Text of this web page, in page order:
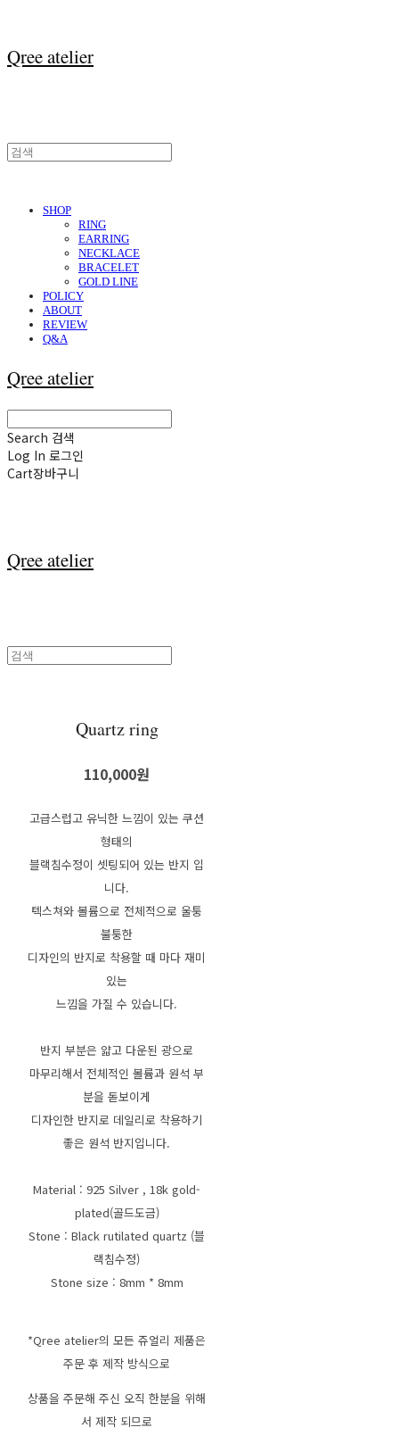
Qree atelier
SHOP
RING
EARRING
NECKLACE
BRACELET
GOLD LINE
POLICY
ABOUT
REVIEW
Q&A
Qree atelier
Search 검색
Log In 로그인
Cart장바구니
Qree atelier
Quartz ring
110,000원
고급스럽고 유닉한 느낌이 있는 쿠션
형태의
블랙침수정이 셋팅되어 있는 반지 입
니다.
텍스쳐와 볼륨으로 전체적으로 울퉁
불퉁한
디자인의 반지로 착용할 때 마다 재미
있는
느낌을 가질 수 있습니다.
반지 부분은 얇고 다운된 광으로
마무리해서 전체적인 볼륨과 원석 부
분을 돋보이게
디자인한 반지로 데일리로 착용하기
좋은 원석 반지입니다.
Material : 925 Silver , 18k gold-
plated(골드도금)
Stone : Black rutilated quartz (블
랙침수정)
Stone size : 8mm * 8mm
*Qree atelier의 모든 쥬얼리 제품은
주문 후 제작 방식으로
상품을 주문해 주신 오직 한분을 위해
서 제작 되므로